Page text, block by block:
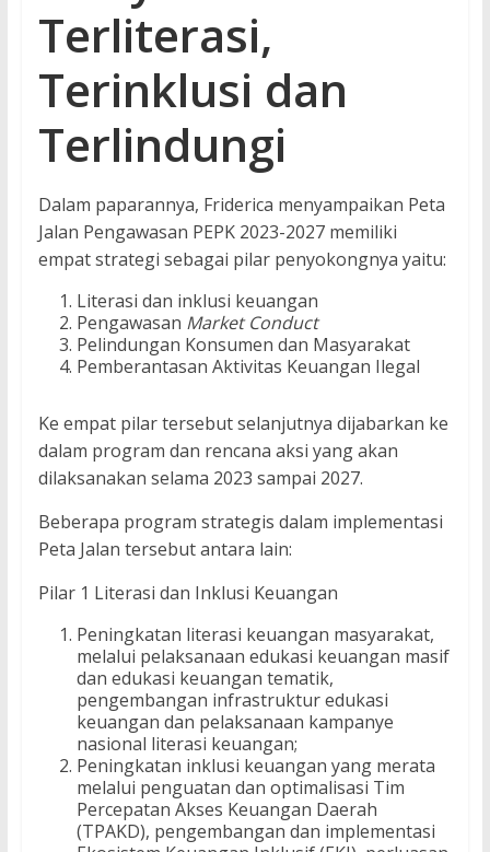
Terliterasi,
Terinklusi dan
Terlindungi
Dalam paparannya, Friderica menyampaikan Peta
Jalan Pengawasan PEPK 2023-2027 memiliki
empat strategi sebagai pilar penyokongnya yaitu:
Literasi dan inklusi keuangan
Pengawasan Market Conduct
Pelindungan Konsumen dan Masyarakat
Pemberantasan Aktivitas Keuangan Ilegal
Ke empat pilar tersebut selanjutnya dijabarkan ke
dalam program dan rencana aksi yang akan
dilaksanakan selama 2023 sampai 2027.
Beberapa program strategis dalam implementasi
Peta Jalan tersebut antara lain:
Pilar 1 Literasi dan Inklusi Keuangan
Peningkatan literasi keuangan masyarakat,
melalui pelaksanaan edukasi keuangan masif
dan edukasi keuangan tematik,
pengembangan infrastruktur edukasi
keuangan dan pelaksanaan kampanye
nasional literasi keuangan;
Peningkatan inklusi keuangan yang merata
melalui penguatan dan optimalisasi Tim
Percepatan Akses Keuangan Daerah
(TPAKD), pengembangan dan implementasi